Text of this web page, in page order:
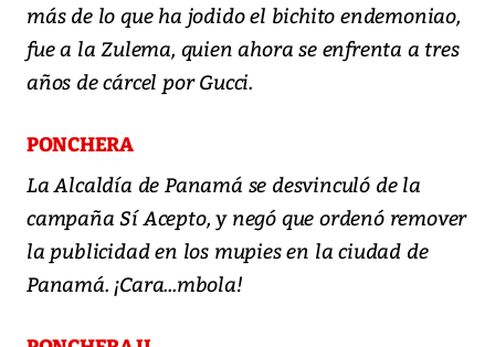
más de lo que ha jodido el bichito endemoniao,
fue a la Zulema, quien ahora se enfrenta a tres
años de cárcel por Gucci.
PONCHERA
La Alcaldía de Panamá se desvinculó de la
campaña Sí Acepto, y negó que ordenó remover
la publicidad en los mupies en la ciudad de
Panamá. ¡Cara...mbola!